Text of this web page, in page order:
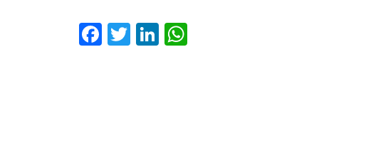
Facebook
TwitterLinkedIn